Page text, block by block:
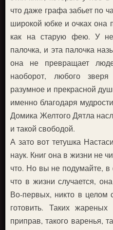
что даже графа забьет по
широкой юбке и очках она
как на старую фею. У
палочка, и эта палочка
она не превращает
наоборот, любого
разумное и прекрасной
именно благодаря
Домика Желтого Дятла
и такой свободой.
А зато вот тетушка
наук. Книг она в жизни не
что. Но вы не подумайте,
что в жизни случается,
Во-первых, никто в целом
готовить. Таких
приправ, такого варенья,